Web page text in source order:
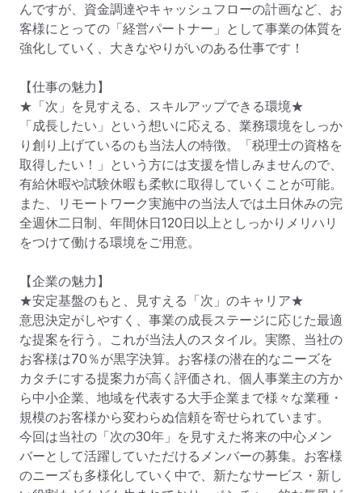
んですが、資金調達やキャッシュフローの計画など、お
客様にとっての「経営パートナー」として事業の体質を
強化していく、大きなやりがいのある仕事です！
【仕事の魅力】
★「次」を見すえる、スキルアップできる環境★
「成長したい」という想いに応える、業務環境をしっか
り創り上げているのも当法人の特徴。「税理士の資格を
取得したい！」という方には支援を惜しみませんので、
有給休暇や試験休暇も柔軟に取得していくことが可能。
また、リモートワーク実施中の当法人では土日休みの完
全週休二日制、年間休日120日以上としっかりメリハリ
をつけて働ける環境をご用意。
【企業の魅力】
★安定基盤のもと、見すえる「次」のキャリア★
意思決定がしやすく、事業の成長ステージに応じた最適
な提案を行う。これが当法人のスタイル。実際、当社の
お客様は70％が黒字決算。お客様の潜在的なニーズを
カタチにする提案力が高く評価され、個人事業主の方か
ら中小企業、地域を代表する大手企業まで様々な業種・
規模のお客様から変わらぬ信頼を寄せられています。
今回は当社の「次の30年」を見すえた将来の中心メン
バーとして活躍していただけるメンバーの募集。お客様
のニーズも多様化していく中で、新たなサービス・新し